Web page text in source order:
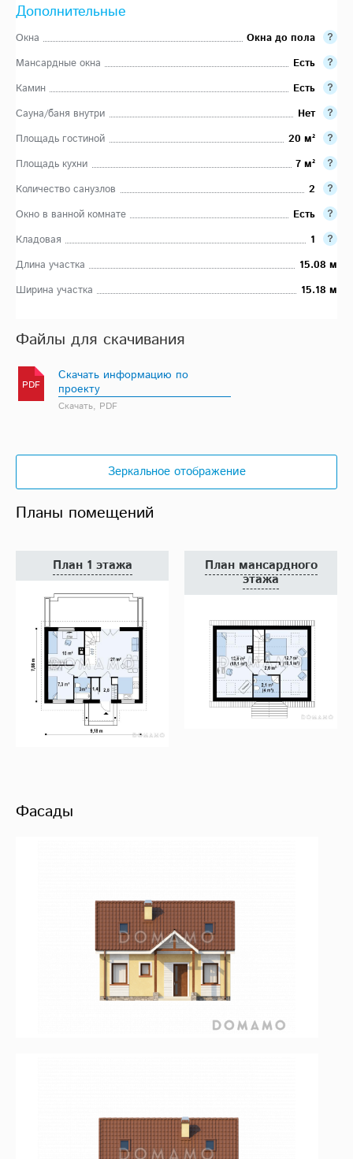
Дополнительные
Окна
Окна до пола
Мансардные окна
Есть
Камин
Есть
Сауна/баня внутри
Нет
Площадь гостиной
20 м²
Площадь кухни
7 м²
Количество санузлов
2
Окно в ванной комнате
Есть
Кладовая
1
Длина участка
15.08 м
Ширина участка
15.18 м
Файлы для скачивания
PDF
Скачать информацию по
проекту
Скачать, PDF
Планы помещений
Зеркальное отображение
План 1 этажа План мансардного
этажа
Фасады